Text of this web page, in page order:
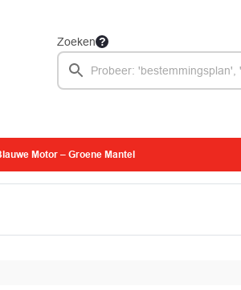
Zoeken
Motor – Groene Mantel